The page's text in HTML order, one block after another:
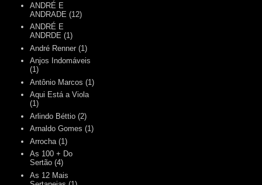
ANDRÉ E
ANDRADE (12)
ANDRÉ E
ANDRDE (1)
André Renner (1)
Anjos Indomáveis
(1)
Antônio Marcos (1)
Aqui Está a Viola
(1)
Arlindo Béttio (2)
Arnaldo Gomes (1)
Arrocha (1)
As 100 + Do
Sertão (4)
As 12 Mais